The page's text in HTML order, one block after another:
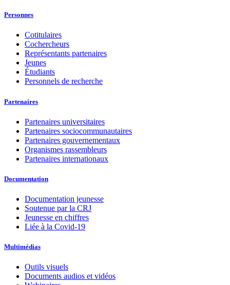
Personnes
Cotitulaires
Cochercheurs
Représentants partenaires
Jeunes
Étudiants
Personnels de recherche
Partenaires
Partenaires universitaires
Partenaires sociocommunautaires
Partenaires gouvernementaux
Organismes rassembleurs
Partenaires internationaux
Documentation
Documentation jeunesse
Soutenue par la CRJ
Jeunesse en chiffres
Liée à la Covid-19
Multimédias
Outils visuels
Documents audios et vidéos